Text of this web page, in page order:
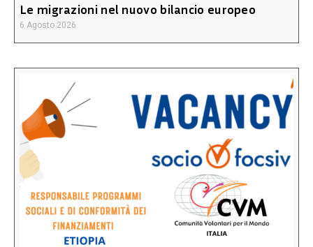
Le migrazioni nel nuovo bilancio europeo
6 Agosto 2026